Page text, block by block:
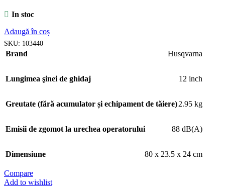
In stoc
Adaugă în coș
SKU: 103440
Brand Husqvarna
Lungimea şinei de ghidaj 12 inch
Greutate (fără acumulator și echipament de tăiere)2.95 kg
Emisii de zgomot la urechea operatorului 88 dB(A)
Dimensiune 80 x 23.5 x 24 cm
Compare
Add to wishlist